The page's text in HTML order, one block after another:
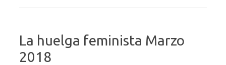
La huelga feminista Marzo
2018